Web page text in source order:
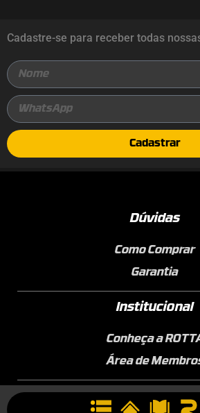
Cadastre-se para receber todas
Cadastrar
Dúvidas
Como Comprar
Garantia
Institucional
Conheça a
Área de
Sobre a Empresa